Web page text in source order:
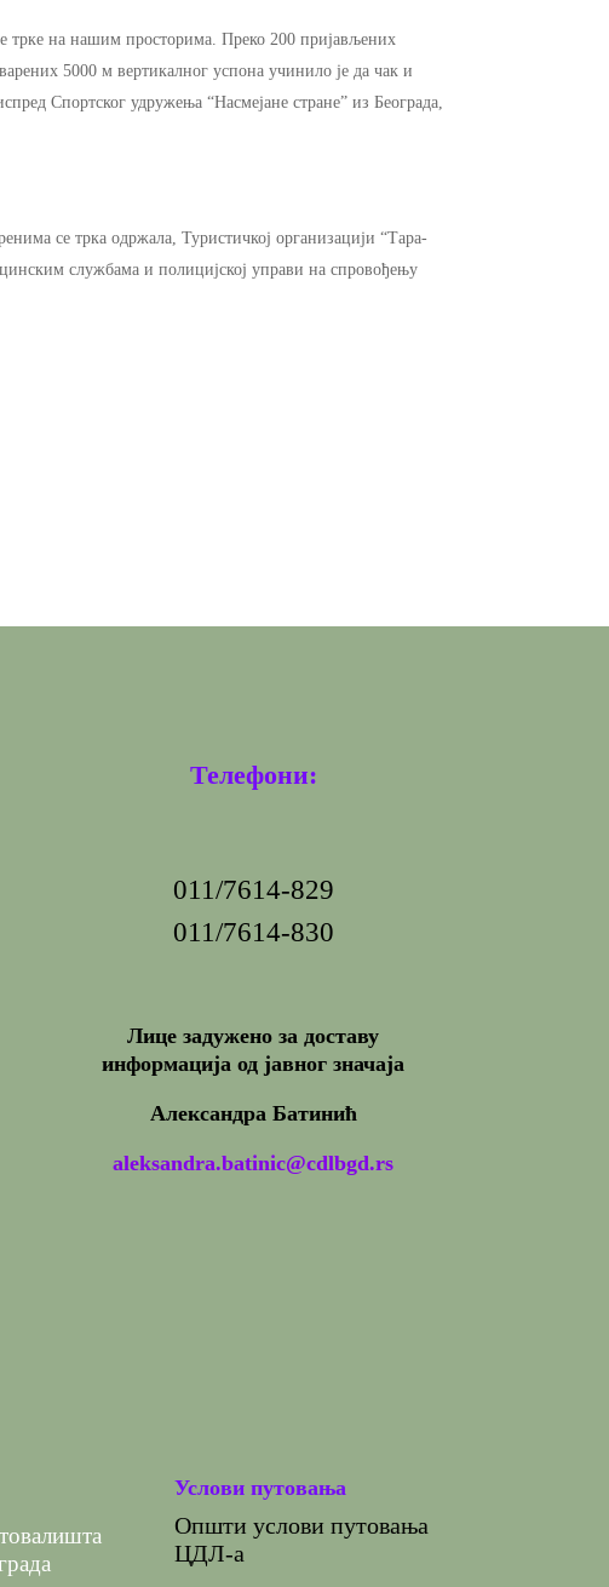
трке на нашим просторима. Преко 200 пријављених
5000 м вертикалног успона учинило је да чак и
Спортског удружења “Насмејане стране” из Београда,
се трка одржала, Туристичкој организацији “Тара-
службама и полицијској управи на спровођењу
Телефони:
011/7614-829
011/7614-830
Лице задужено за доставу
информација од јавног значаја
Александра Батинић
aleksandra.batinic@cdlbgd.rs
Услови путовања
Општи услови путовања
ЦДЛ-а